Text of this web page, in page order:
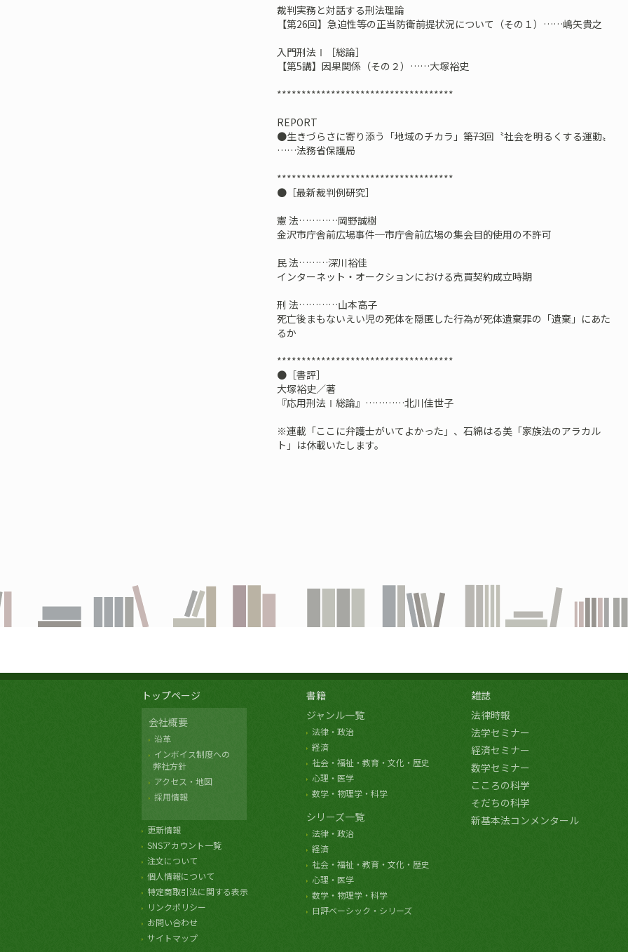
裁判実務と対話する刑法理論
【第26回】急迫性等の正当防衛前提状況について（その１）……嶋矢貴之
入門刑法Ⅰ［総論］
【第5講】因果関係（その２）……大塚裕史
************************************
REPORT
●生きづらさに寄り添う「地域のチカラ」――第73回〝社会を明るくする運動〟
……法務省保護局
************************************
●［最新裁判例研究］
憲 法…………岡野誠樹
金沢市庁舎前広場事件─市庁舎前広場の集会目的使用の不許可
民 法………深川裕佳
インターネット・オークションにおける売買契約成立時期
刑 法…………山本高子
死亡後まもないえい児の死体を隠匿した行為が死体遺棄罪の「遺棄」にあた
るか
************************************
●［書評］
大塚裕史／著
『応用刑法Ⅰ――総論』…………北川佳世子
※連載「ここに弁護士がいてよかった」、石綿はる美「家族法のアラカル
ト」は休載いたします。
トップページ
会社概要
沿革
インボイス制度への
弊社方針
アクセス・地図
採用情報
更新情報
SNSアカウント一覧
注文について
個人情報について
特定商取引法に関する表示
リンクポリシー
お問い合わせ
サイトマップ
書籍
ジャンル一覧
法律・政治
経済
社会・福祉・教育・文化・歴史
心理・医学
数学・物理学・科学
シリーズ一覧
法律・政治
経済
社会・福祉・教育・文化・歴史
心理・医学
数学・物理学・科学
日評ベーシック・シリーズ
雑誌
法律時報
法学セミナー
経済セミナー
数学セミナー
こころの科学
そだちの科学
新基本法コンメンタール